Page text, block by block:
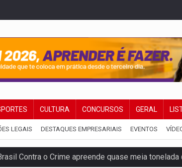
CULTURA CONCURSOS GERAL
LEGAIS DESTAQUES EMPRESARIAIS EVENTOS
Contra o Crime apreende quase meia tonelada
garantir água potável para comunidades do